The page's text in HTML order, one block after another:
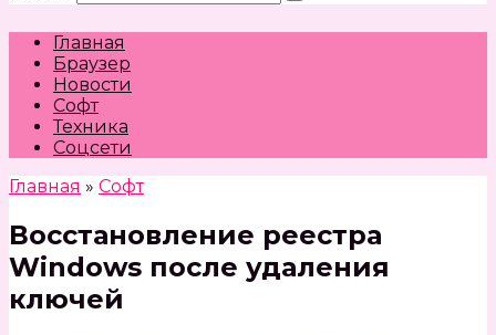
Главная
Браузер
Новости
Софт
Техника
Соцсети
Главная » Софт
Восстановление реестра
Windows после удаления
ключей